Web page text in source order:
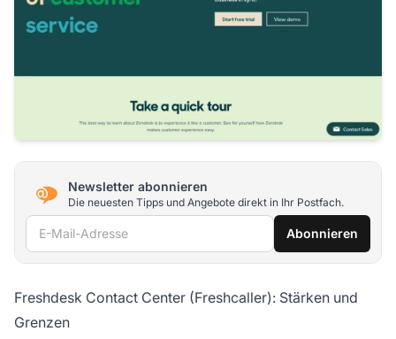
Newsletter abonnieren
Die neuesten Tipps und Angebote direkt in Ihr Postfach.
E-Mail-Adresse Abonnieren
Freshdesk Contact Center (Freshcaller): Stärken und
Grenzen